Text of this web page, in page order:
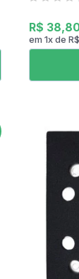
R$
em 1xde